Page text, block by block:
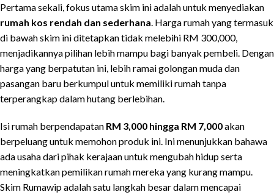
Pertama sekali, fokus utama skim ini adalah untuk menyediakan
rumah kos rendah dan sederhana . Harga rumah yang termasuk
di bawah skim ini ditetapkan tidak melebihi RM 300,000,
menjadikannya pilihan lebih mampu bagi banyak pembeli. Dengan
harga yang berpatutan ini, lebih ramai golongan muda dan
pasangan baru berkumpul untuk memiliki rumah tanpa
terperangkap dalam hutang berlebihan.
Isi rumah berpendapatan RM 3,000 hingga RM 7,000akan
berpeluang untuk memohon produk ini. Ini menunjukkan bahawa
ada usaha dari pihak kerajaan untuk mengubah hidup serta
meningkatkan pemilikan rumah mereka yang kurang mampu.
Skim Rumawip adalah satu langkah besar dalam mencapai